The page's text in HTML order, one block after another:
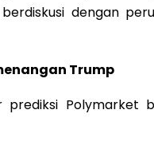
dengan
Trump
Polymarket